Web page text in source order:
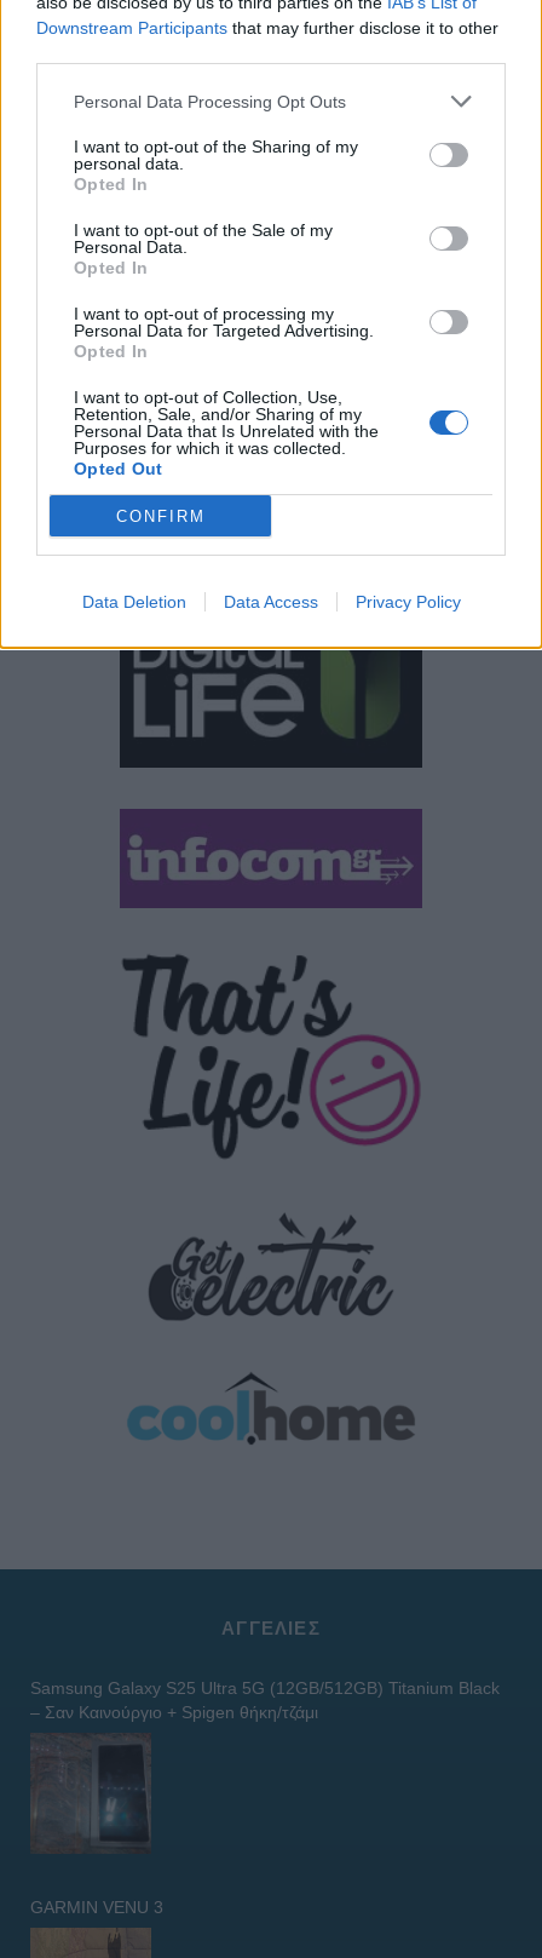
Downstream Participants that may further disclose it to other
Personal Data Processing Opt Outs
I want to opt-out of the Sharing of my
personal data.
Opted In
I want to opt-out of the Sale of my
Personal Data.
Opted In
I want to opt-out of processing my
Personal Data for Targeted Advertising.
Opted In
I want to opt-out of Collection, Use,
Retention, Sale, and/or Sharing of my
Personal Data that Is Unrelated with the
Purposes for which it was collected.
Opted Out
CONFIRM
Data Deletion Data Access Privacy Policy
Η Lenovo ανεβαίνει στη θέση 153 της λίστας
«Fortune Global 500»
By ΓΙΏΡΓΟΣ ΓΡΊΒΑΣ 6 ημέρες ago
Ένα foldable ξεπερνά σε ζήτηση τη ναυαρχίδα
της Samsung
By ΓΙΏΡΓΟΣ ΓΡΊΒΑΣ 6 ημέρες ago
ΕΤΙΚΕΤΕΣ
update huawei Camera xiaomi wearables
design iPhone
ΣΎΝΔΕΣΜΟΙ
ΑΓΓΕΛΊΕΣ
Samsung Galaxy S25 Ultra 5G (12GB/512GB) Titanium Black
– Σαν Καινούργιο + Spigen θήκη/τζάμι
GARMIN VENU 3